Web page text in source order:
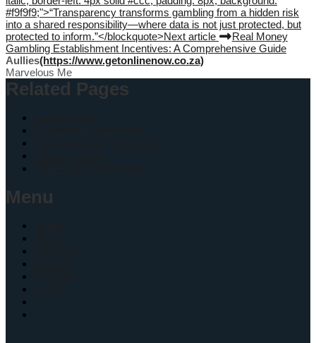
#f9f9f9;">“Transparency transforms gambling from a hidden risk
into a shared responsibility—where data is not just protected, but
protected to inform.”</blockquote>Next article
Real Money
Gambling Establishment Incentives: A Comprehensive Guide
Aullies(https://www.getonlinenow.co.za)
Marvelous Me
Related Pages
Menu